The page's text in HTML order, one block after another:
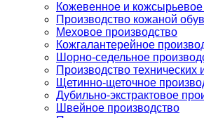
Кожевенное и кожсырьевое
Производство кожаной
Меховое производство
Кожгалантерейное
Шорно-седельное
Производство технических
Щетинно-щеточное
Дубильно-экстрактовое
Швейное производство